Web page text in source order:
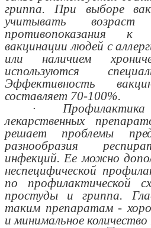
гриппа. При выборе
учитывать
противопоказания к
вакцинации людей с
или наличием
используются
Эффективность
составляет 70-100%.
·
лекарственных
решает проблемы
разнообразия
инфекций. Ее можно
неспецифической
по профилактической
простуды и гриппа.
таким препаратам -
и минимальное